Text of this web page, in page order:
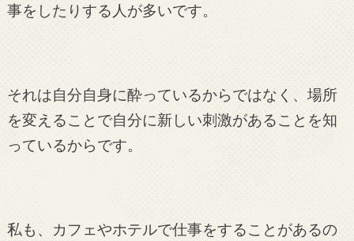
事をしたりする人が多いです。
それは自分自身に酔っているからではなく、場所
を変えることで自分に新しい刺激があることを知
っているからです。
私も、カフェやホテルで仕事をすることがあるの